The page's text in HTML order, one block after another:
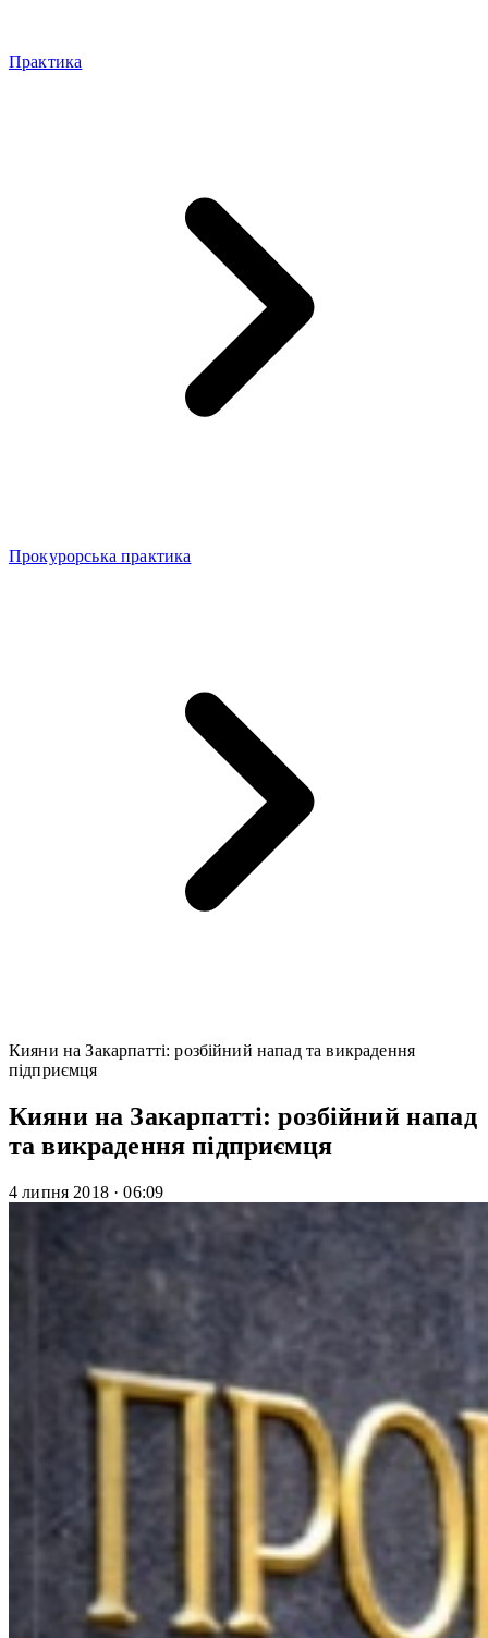
Практика
Прокурорська практика
Кияни на Закарпатті: розбійний напад та викрадення
підприємця
Кияни на Закарпатті: розбійний напад
та викрадення підприємця
4 липня 2018 · 06:09